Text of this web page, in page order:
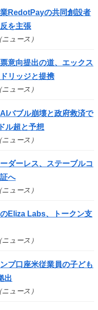
RedotPayの共同創設者
を主張
ュース）
意向提出の道、エックス
リッジと提携
ュース）
バブル崩壊と政府救済で
ル超と予想
ュース）
ダーレス、ステーブルコ
へ
ュース）
Eliza Labs、トークン支
ュース）
プ口座米従業員の子ども
出
ュース）